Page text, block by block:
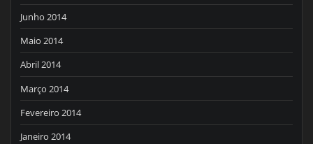
Junho 2014
Maio 2014
Abril 2014
Março 2014
Fevereiro 2014
Janeiro 2014